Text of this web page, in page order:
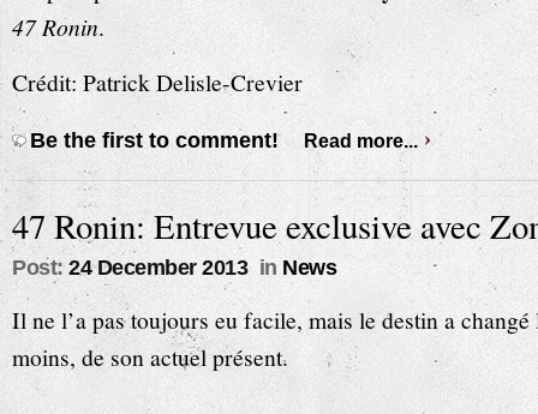
47 Ronin.
Crédit: Patrick Delisle-Crevier
Be the first to comment! Read more...
47 Ronin: Entrevue exclusive avec
Post:24 December 2013 in News
Il ne l’a pas toujours eu facile, mais le destin a
moins, de son actuel présent.